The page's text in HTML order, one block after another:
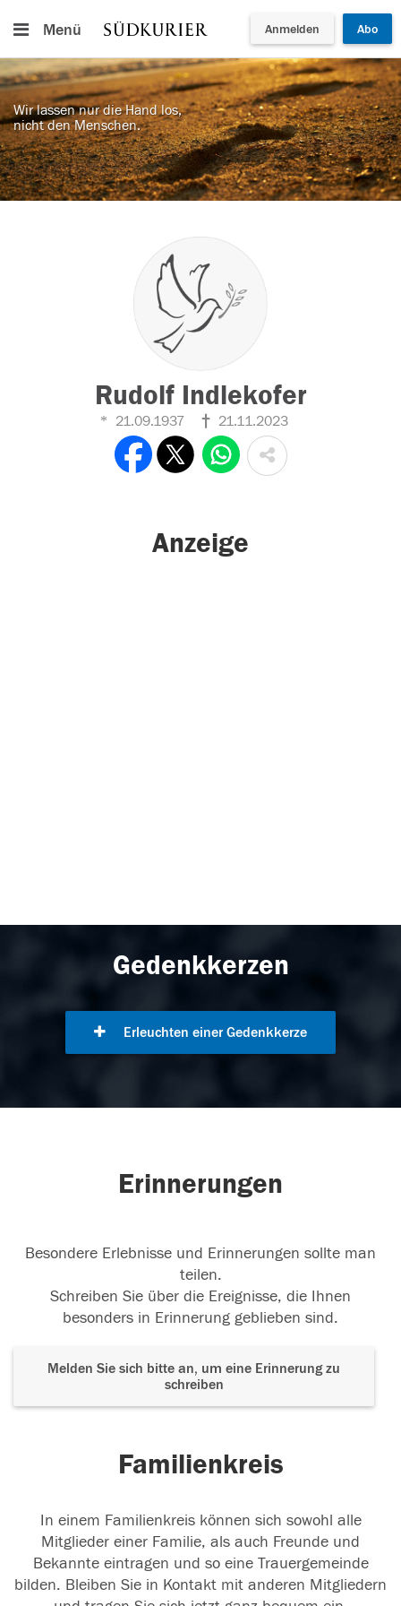
Menü Anmelden Abo
Wir lassen nur die Hand los,
nicht den Menschen.
Rudolf Indlekofer
21.09.1937 21.11.2023
Anzeige
Gedenkkerzen
Erleuchten einer Gedenkkerze
Erinnerungen
Besondere Erlebnisse und Erinnerungen sollte man
teilen.
Schreiben Sie über die Ereignisse, die Ihnen
besonders in Erinnerung geblieben sind.
Melden Sie sich bitte an, um eine Erinnerung zu
schreiben
Familienkreis
In einem Familienkreis können sich sowohl alle
Mitglieder einer Familie, als auch Freunde und
Bekannte eintragen und so eine Trauergemeinde
bilden. Bleiben Sie in Kontakt mit anderen Mitgliedern